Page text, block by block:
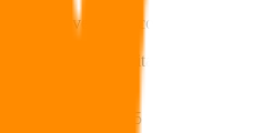
avec pour conséquence sa
du contrat de capitalisation
values est de 5 ans.